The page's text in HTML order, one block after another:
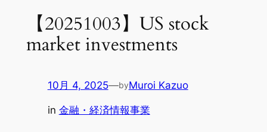
【20251003】US stock
market investments
10月 4, 2025—byMuroi Kazuo
in 金融・経済情報事業